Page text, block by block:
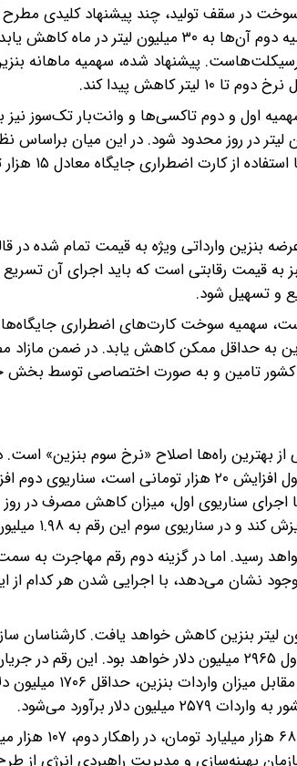
در سقف تولید، چند پیشنهاد کلیدی مطرح
نخست، همزمان با ثبات سهمیه اول خودروهای شخصی، پیشنهاد شده، سهمیه دوم آن‌ها به ۳۰ میلیون
سهمیه موتورسیکلت‌هاست. پیشنهاد شده، سهمیه ماهانه
کرده است، سهمیه اول و دوم تاکسی‌ها و وانت‌بار تک‌سوز
در کنار آن اختصاص سهمیه به کارت جایگاه‌ها تا ۱۰ میلیون لیتر در روز محدود شود. در این
سازمان برنامه، از ابتدای
بنزین وارداتی ویژه به قیمت تمام شده در
به قیمت رقابتی است که باید اجرای آن
و تسهیل شود.
سهمیه سوخت کارت‌های اضطراری جایگاه‌ها
به حداقل ممکن کاهش یابد. در ضمن مازاد
کشور تامین و به صورت اختصاصی توسط
از بهترین راه‌ها اصلاح «نرخ سوم بنزین»
در این سناریو به ۱.۸۸ میلیون لیتر خواهد رسید. اما در گزینه دوم رقم
سوم ۵.۶۴ میلیون لیتر. داده‌های موجود نشان می‌دهد، با اجرایی شدن هر
میزان مصرف بنزین در روز حداقل ۳.۸۶ میلیون و حداکثر ۱۰.۱۶ میلیون لیتر بنزین کاهش خواهد یافت.
بودجه پیش‌بینی می‌کنند، میزان صرفه‌جویی ارزی سالانه بابت اجرای راهکار اول ۲۹۶۵ میلیون دلار
دوم، ۲۰۹۲ میلیون دلار و در جریان اجرای راهکار سوم،
داده‌های موجود نشان می‌دهد، افزایش درآمد
سازمان بهینه‌سازی و مدیریت راهبردی انرژی